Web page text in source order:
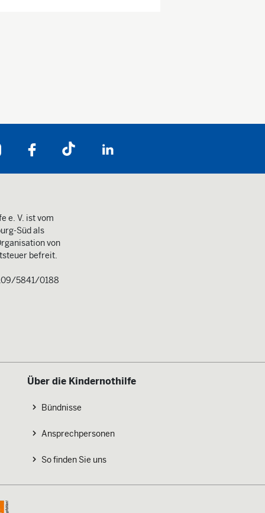
e. V. ist vom
Süd als
von
befreit.
5841/0188
Über die Kindernothilfe
Bündnisse
Ansprechpersonen
So finden Sie uns